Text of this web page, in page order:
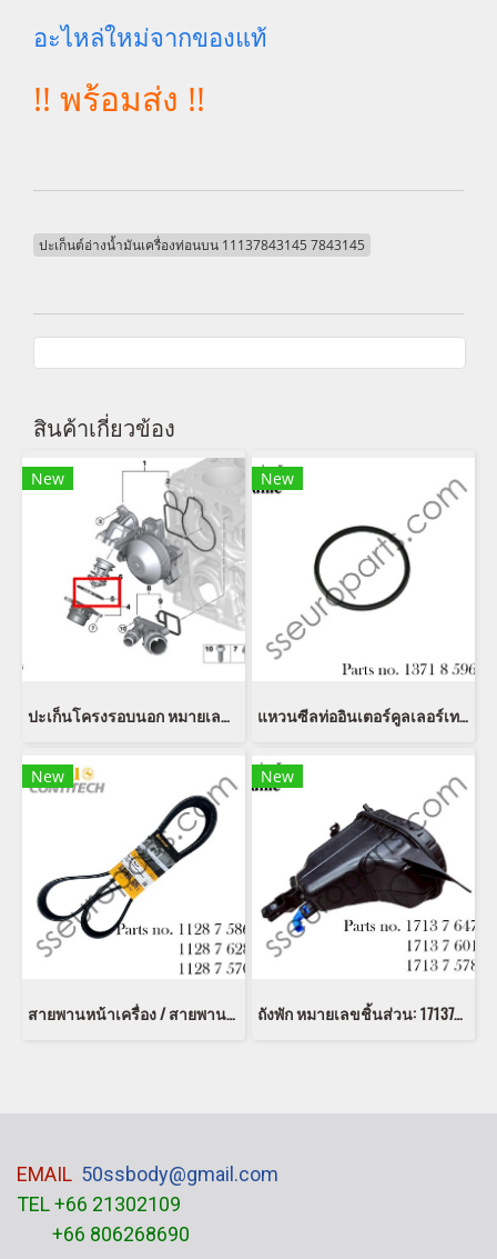
อะไหล่ใหม่จากของแท้
!! พร้อมส่ง !!
ปะเก็นต์อ่างน้ำมันเครื่องท่อนบน 11137843145 7843145
สินค้าเกี่ยวข้อง
New
ปะเก็นโครงรอบนอก หมายเลขชิ้นส่วน: 11517806975 7806975 5147 7 320 564
New
แหวนซีลท่ออินเตอร์คูลเลอร์เทอร์โบ หมายเลขชิ้นส่วน: 13718596850 8596850 11618506786 8506786 11617801974 7801974 11618506785 8506785 11617801971 7801971
New
สายพานหน้าเครื่อง / สายพานไดชาร์จ หมายเลขชิ้นส่วน: 11287586901 7586901 11287628279 7628279 11287570232 7570232 Continental 8 DPK 1827
New
ถังพัก หมายเลขชิ้นส่วน: 17137647284 7647284 17137601950 7601950 17137578439 7578439
EMAIL 50ssbody@gmail.com
TEL +66 21302109
+66 806268690